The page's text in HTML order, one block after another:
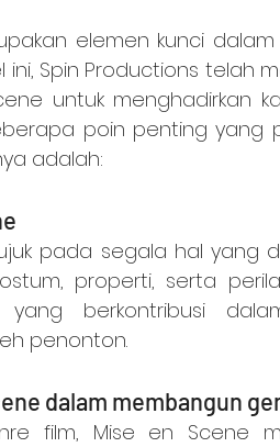
ini, Spin Productions telah
untuk menghadirkan
poin penting yang
adalah:
properti, serta
berkontribusi
penonton.
dalam membangun